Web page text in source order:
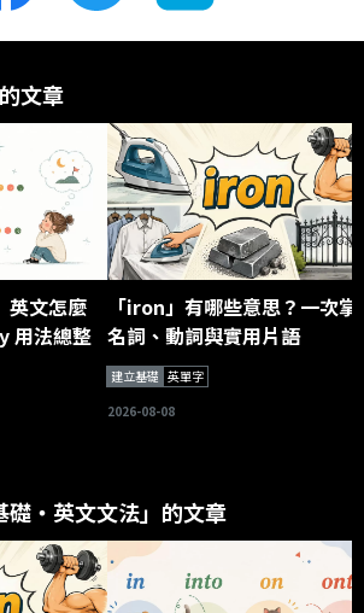
文章
英文怎麼
用法總整
「iron」有哪些意思？一次掌
名詞、動詞與實用片語
建立基礎 英單字
2026-08-08
礎・英文文法」的文章